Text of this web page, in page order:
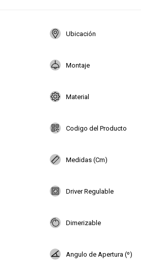
Ubicación
Montaje
Material
Codigo del Producto
Medidas (Cm)
Driver Regulable
Dimerizable
Angulo de Apertura (º)